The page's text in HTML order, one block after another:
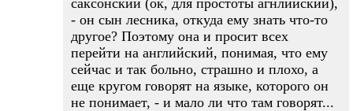
саксонский (ок, для простоты агнлийский),
- он сын лесника, откуда ему знать что-то
другое? Поэтому она и просит всех
перейти на английский, понимая, что ему
сейчас и так больно, страшно и плохо, а
еще кругом говорят на языке, которого он
не понимает, - и мало ли что там говорят...